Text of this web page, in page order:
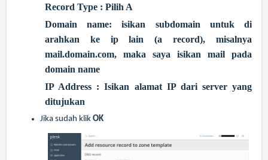
Record Type : Pilih A
Domain name: isikan subdomain untuk di
arahkan ke ip lain (a record), misalnya
mail.domain.com, maka saya isikan mail pada
domain name
IP Address : Isikan alamat IP dari server yang
ditujukan
Jika sudah klik OK